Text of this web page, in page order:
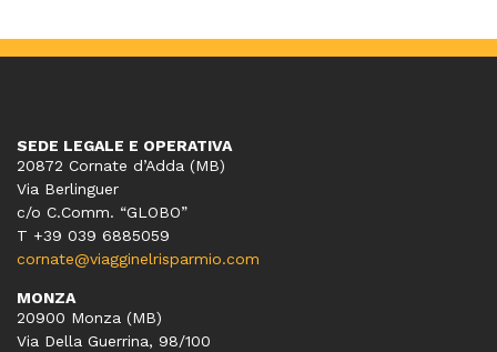
SEDE LEGALE E OPERATIVA
20872 Cornate d’Adda (MB)
Via Berlinguer
c/o C.Comm. “GLOBO”
T +39 039 6885059
cornate@viagginelrisparmio.com
MONZA
20900 Monza (MB)
Via Della Guerrina, 98/100